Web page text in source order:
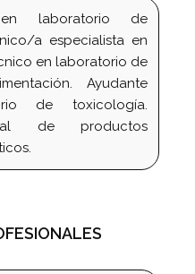
laboratorio de
a especialista en
en laboratorio de
Ayudante
de toxicología.
de productos